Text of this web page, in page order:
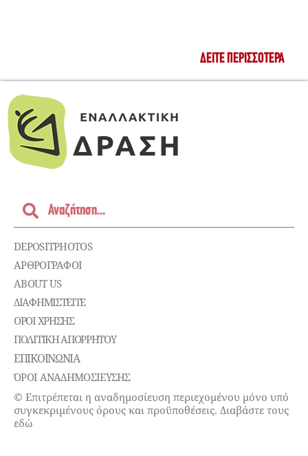
ΔΕΊΤΕ ΠΕΡΙΣΣΌΤΕΡΑ
DEPOSITPHOTOS
ΑΡΘΡΟΓΡΑΦΟΙ
ABOUT US
ΔΙΑΦΗΜΙΣΤΕΊΤΕ
ΌΡΟΙ ΧΡΉΣΗΣ
ΠΟΛΙΤΙΚΉ ΑΠΟΡΡΉΤΟΥ
ΕΠΙΚΟΙΝΩΝΊΑ
ΌΡΟΙ ΑΝΑΔΗΜΟΣΙΕΥΣΗΣ
© Επιτρέπεται η αναδημοσίευση περιεχομένου μόνο υπό
συγκεκριμένους όρους και προϋποθέσεις. Διαβάστε τους
εδώ